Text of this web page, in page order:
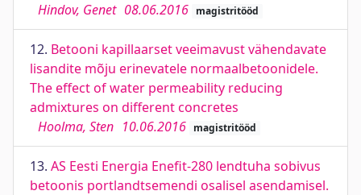
Hindov, Genet 08.06.2016 magistritööd
12. Betooni kapillaarset veeimavust vähendavate
lisandite mõju erinevatele normaalbetoonidele.
The effect of water permeability reducing
admixtures on different concretes
Hoolma, Sten 10.06.2016 magistritööd
13. AS Eesti Energia Enefit-280 lendtuha sobivus
betoonis portlandtsemendi osalisel asendamisel.